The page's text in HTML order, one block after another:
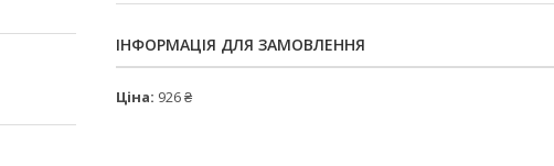
ІНФОРМАЦІЯ ДЛЯ ЗАМОВЛЕННЯ
Ціна: 926 ₴